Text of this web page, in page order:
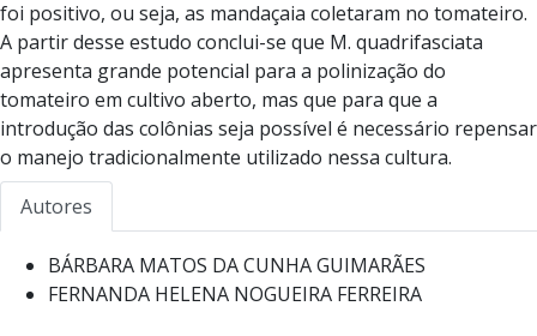
foi positivo, ou seja, as mandaçaia coletaram no tomateiro.
A partir desse estudo conclui-se que M. quadrifasciata
apresenta grande potencial para a polinização do
tomateiro em cultivo aberto, mas que para que a
introdução das colônias seja possível é necessário repensar
o manejo tradicionalmente utilizado nessa cultura.
Autores
BÁRBARA MATOS DA CUNHA GUIMARÃES
FERNANDA HELENA NOGUEIRA FERREIRA